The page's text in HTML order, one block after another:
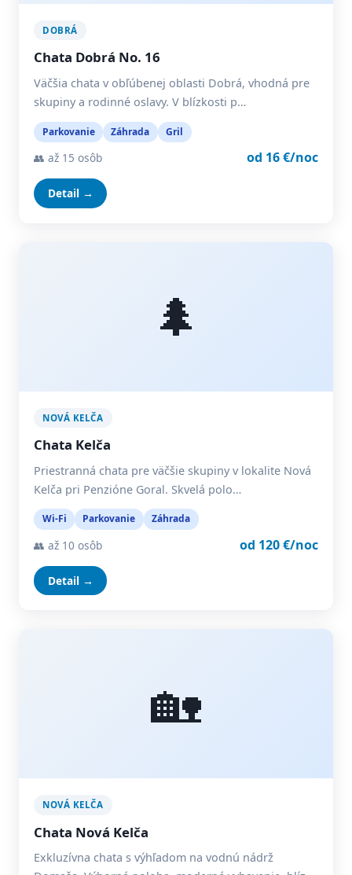
DOBRÁ
Chata Dobrá No. 16
Väčšia chata v obľúbenej oblasti Dobrá, vhodná pre
skupiny a rodinné oslavy. V blízkosti p…
Parkovanie Záhrada Gril
👥 až 15 osôb od 16 €/noc
Detail →
🌲
NOVÁ KELČA
Chata Kelča
Priestranná chata pre väčšie skupiny v lokalite Nová
Kelča pri Penzióne Goral. Skvelá polo…
Wi-Fi Parkovanie Záhrada
👥 až 10 osôb od 120 €/noc
Detail →
🏡
NOVÁ KELČA
Chata Nová Kelča
Exkluzívna chata s výhľadom na vodnú nádrž